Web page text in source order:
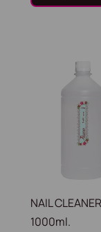
NAIL CLEANER
1000ml.